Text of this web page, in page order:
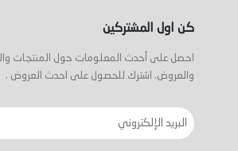
كن اول المشتركين
احصل على أحدث المعلومات حول المنتجات
والعروض. اشترك للحصول على احدث العروض .